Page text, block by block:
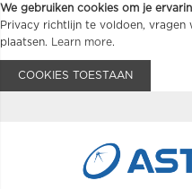
We gebruiken cookies om je
Privacy richtlijn te voldoen,
plaatsen.
Learn more.
COOKIES TOESTAAN